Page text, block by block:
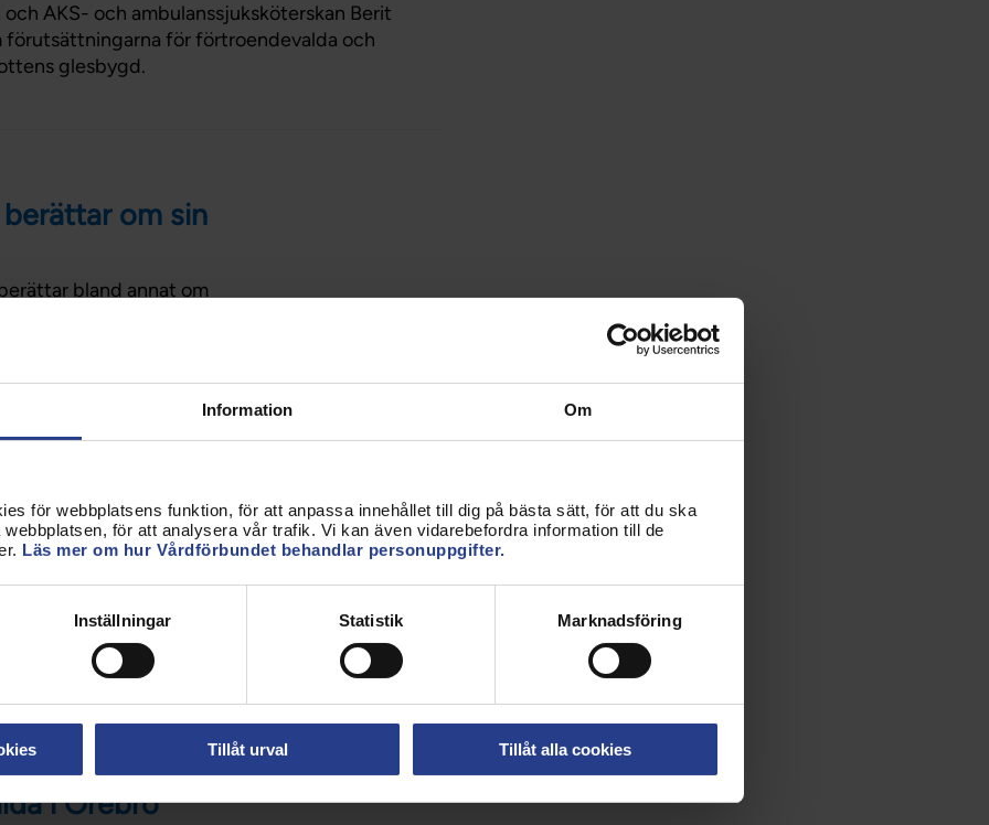
Information Om
för webbplatsens funktion, för att anpassa innehållet till dig på bästa sätt, för att du ska
för att analysera vår trafik. Vi kan även vidarebefordra information till de
Läs mer om hur Vårdförbundet behandlar personuppgifter.
Inställningar Statistik Marknadsföring
Tillåt urval Tillåt alla cookies
AKS- och ambulanssjuksköterskan Berit
för förtroendevalda och
glesbygd.
om sin
bland annat om
fördelen att vara
besöker
besöker
pratar om tips inför
hjälper
i Örebro